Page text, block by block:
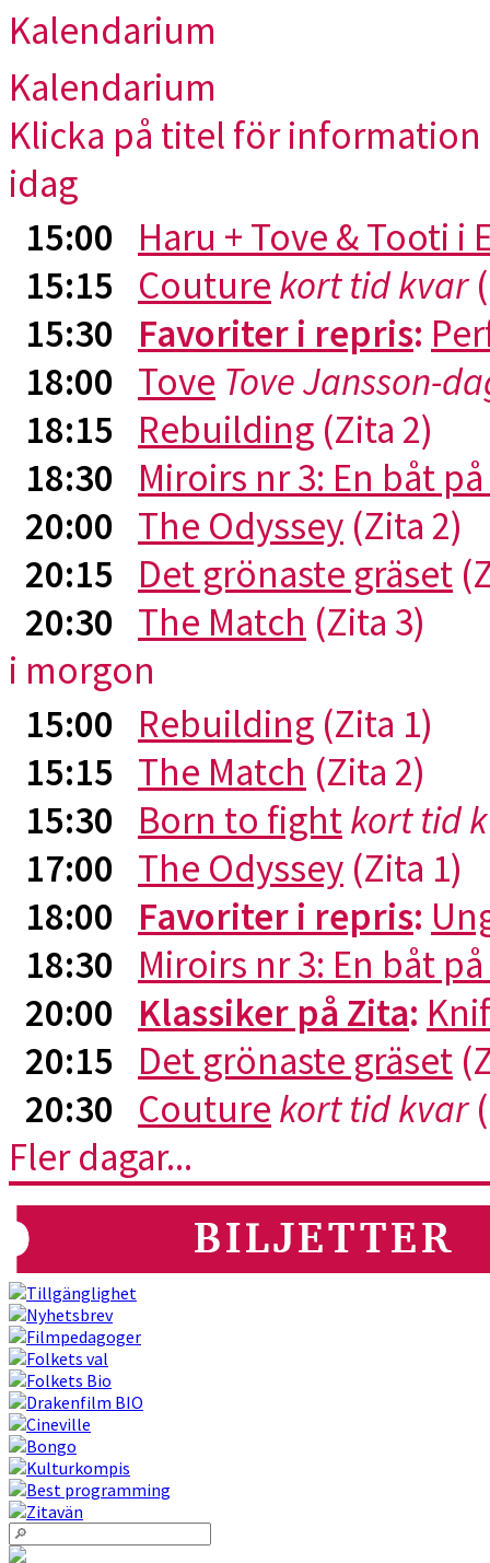
Kalendarium
Kalendarium
Klicka på titel för
idag
15:00 Haru + Tove & Tooti i
15:15 Couture kort tid kvar
15:30 Favoriter i repris:
18:00 Tove Tove Jansson-
18:15 Rebuilding (Zita 2)
18:30 Miroirs nr 3: En båt
20:00 The Odyssey (Zita 2)
20:15 Det grönaste gräset
20:30 The Match (Zita 3)
i morgon
15:00 Rebuilding (Zita 1)
15:15 The Match (Zita 2)
15:30 Born to fightkort tid
17:00 The Odyssey (Zita 1)
18:00 Favoriter i repris:
18:30 Miroirs nr 3: En båt
20:00 Klassiker på Zita:
20:15 Det grönaste gräset
20:30 Couture kort tid kvar
Fler dagar...